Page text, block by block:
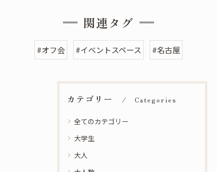
関連タグ
#オフ会 #イベントスペース #名古屋
カテゴリー Categories
全てのカテゴリー
大学生
大人